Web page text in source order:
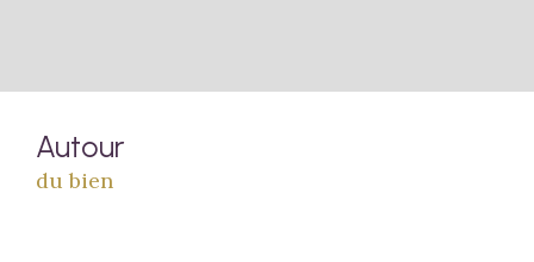
Autour
du bien